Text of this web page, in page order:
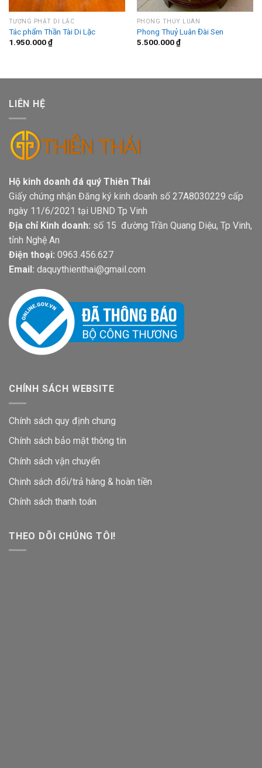
TƯỢNG PHẬT DI LẶC
Tác phẩm Thần Tài Di Lặc
1.950.000₫
PHONG THỦY LUÂN
Phong Thuỷ Luân Đài Sen
5.500.000₫
LIÊN HỆ
Hộ kinh doanh đá quý Thiên Thái
Giấy chứng nhận Đăng ký kinh doanh số 27A8030229 cấp
ngày 11/6/2021 tại UBND Tp Vinh
Địa chỉ Kinh doanh: số 15 đường Trần Quang Diệu, Tp Vinh,
tỉnh Nghệ An
Điện thoại: 0963.456.627
Email: daquythienthai@gmail.com
CHÍNH SÁCH WEBSITE
Chính sách quy định chung
Chính sách bảo mật thông tin
Chính sách vận chuyển
Chinh sách đổi/trả hàng & hoàn tiền
Chính sách thanh toán
THEO DÕI CHÚNG TÔI!